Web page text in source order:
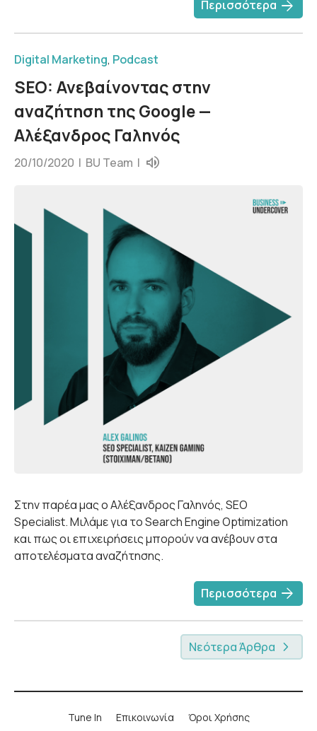
Περισσότερα arrow_forward
Digital Marketing, Podcast
SEO: Ανεβαίνοντας στην
αναζήτηση της Google —
Αλέξανδρος Γαληνός
20/10/2020 | BU Team |
Στην παρέα μας ο Αλέξανδρος Γαληνός, SEO
Specialist. Μιλάμε για το Search Engine Optimization
και πως οι επιχειρήσεις μπορούν να ανέβουν στα
αποτελέσματα αναζήτησης.
Περισσότερα arrow_forward
Νεότερα Άρθρα
Tune In Επικοινωνία
Όροι Χρήσης